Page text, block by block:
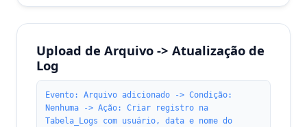
Upload de Arquivo -> Atualização de
Log
Evento: Arquivo adicionado -> Condição:
Nenhuma -> Ação: Criar registro na
Tabela_Logs com usuário, data e nome do